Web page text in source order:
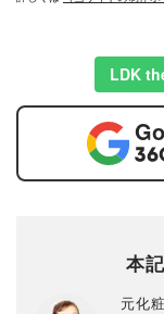
LDK
本
元化